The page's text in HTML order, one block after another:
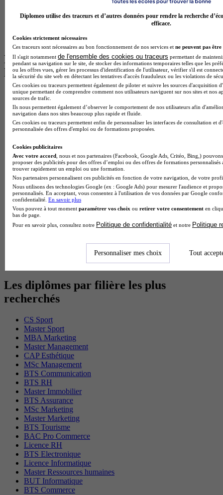
BTS Communication à Bordeaux
Master Psychologie à Angers
BTS Ndrc à Lyon
Les intitulés de diplôme par alternance
les plus recherchés
BTS Esf en alternance
BTS Dietetique en alternance
BTS Mco en alternance
BTS Pi en alternance
BTS Sp3s en alternance
BTS Ndrc en alternance
BTS Sam en alternance
Cap Fleuriste en alternance
BTS Sio en alternance
MSc Marketing Digital en alternance
BTS Gpme en alternance
Cap Electricien en alternance
BTS Gpn en alternance
BTS Domotique en alternance
BAC Pro Agora en alternance
BTS Iris en alternance
BTS Tpl en alternance
BTS Ati en alternance
Les diplômes par filière les plus
recherchés
CS Sport
Master Sport
MBA Marketing
Master Management
CAP Esthétique
MSc Management
BTS Communication
BTS RH
Master Immobilier
BTS Assurance
MSc Marketing
Master Marketing
BTS Tourisme
BAC Pro Commerce
Licence RH
BTS Electronique
Licence Informatique
Master Ressources humaines
BUT Informatique
BTS Commerce
Diplomeo utilise des traceurs et d’autres données pour rendre la recherche
efficace.
Cookies strictement nécessaires
Ces traceurs sont nécessaires au bon fonctionnement de nos services et ne peuvent pas être
Il s'agit notamment de l'ensemble des cookies ou traceurs permettant de
pendant sa navigation sur le site, de stocker des informations temporaires telles que les
ou les offres vues, gérer les processus d'identification de l'utilisateur, vérifier s'il est
la sécurité du site web en détectant les tentatives d'accès frauduleux ou les violations de
Ces cookies ou traceurs permettent également de piloter et suivre les sources d'acquisition
unique permettant de comprendre comment nos utilisateurs naviguent sur nos sites et nos
sources de trafic.
Ils nous permettent également d’observer le comportement de nos utilisateurs afin
navigation dans nos sites beaucoup plus rapide et fluide.
Ces cookies ou traceurs permettent enfin de personnaliser les interfaces de consultation et
personnalisée des offres d'emploi ou de formations proposées.
Cookies publicitaires
Avec votre accord , nous et nos partenaires (Facebook, Google Ads, Critéo, Bing,)
proposer des publicités pour des offres d’emploi ou des offres de formations
trouver rapidement un emploi ou une formation.
Nos partenaires personnalisent ces publicités en fonction de votre navigation, de votre
Nous utilisons des technologies Google (ex : Google Ads) pour mesurer l'audience et
personnalisés. En acceptant, vous consentez à l'utilisation de vos données par Google
confidentialité. En savoir plus
Vous pouvez à tout moment paramétrer vos choix ou retirer votre consentement en
bas de page.
Pour en savoir plus, consultez notre Politique de confidentialité et notre Politique
Personnaliser mes choix Tout